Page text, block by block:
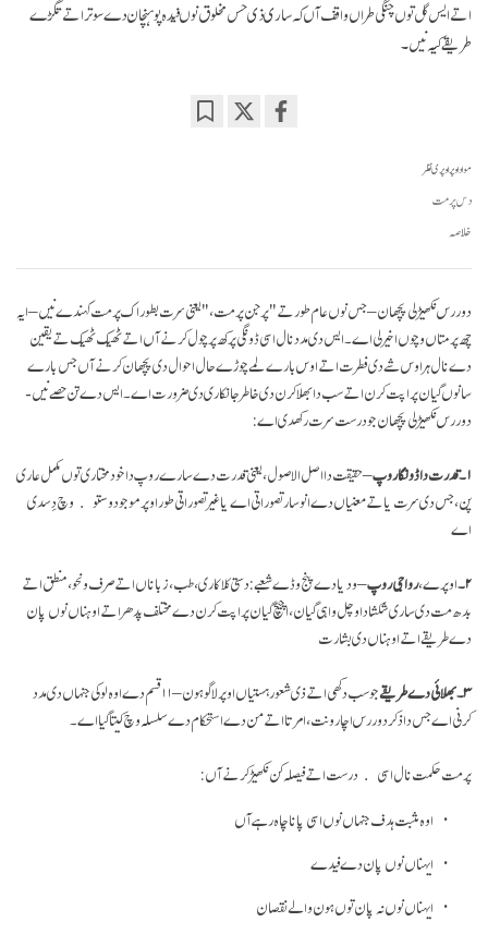
اتے ایس گل توں چنگی طراں واقف آں کہ ساری ذی حس مخلوق نوں فیدہ پوہنچان دے سوتر اتے تگڑے
طریقے کیہ نیں۔
مواد اوپر اوپری نظر
دس پرمت
خلاصہ
دور رس نکھیڑلی پچھان – جس نوں عام طور تے "پرجن پرمت،" یعنی سرت بطور اک پرمت کہندے نیں – ایہ
چھ پرمتاں وچوں اخیرلی اے۔ ایس دی مدد نال اسی ڈونگی پرکھ پرچول کرنے آں اتے ٹھیک ٹھیک تے یقین
دے نال ہر اوس شے دی فطرت اتے اوس بارے لمے چوڑے حال احوال دی پچھان کرنے آں جس بارے
سانوں گیان پراپت کرن اتے سب دا بھلا کرن دی خاطر جانکاری دی ضرورت اے۔ ایس دے تن حصے نیں -
دور رس نکھیڑلی پچھان جو درست سرت رکھدی اے:
۱۔ قدرت دا ڈونگا روپ
– حقیقت دا اصل الاصول، یعنی قدرت دے سارے روپ دا خود مختاری توں مکمل عاری
پن، جس دی سرت یا تے معنیاں دے انوسار تصوراتی اے یا غیر تصوراتی طور اوپر موجود وستو وچ دِسدی
اے
۲۔ اوپرے،رواجی روپ– ودیا دے پنج وڈے شعبے: دستی کلا کاری، طب، زباناں اتے صرف و نحو، منطق اتے
بدھ مت دی ساری شکشا دا وچل واہی گیان، اچیچ گیان پراپت کرن دے مختلف پدھر اتے اوہناں نوں پان
دے طریقے اتے اوہناں دی بشارت
۳۔ بھلائی دے طریقے
جو سب دکھی اتے ذی شعور ہستیاں اوپر لاگو ہون – ۱۱ قسم دے اوہ لوکی جنہاں دی مدد
کرنی اے جس دا ذکر دور رس اچار ونت، امرتا اتے من دے استحکام دے سلسلہ وچ کیتا گیا اے۔
پرمت حکمت نال اسی درست اتے فیصلہ کن نکھیڑ کرنے آں:
اوہ مثبت ہدف جنہاں نوں اسی پانا چاہ رہے آں
ایہناں نوں پان دے فیدے
ایہناں نوں نہ پان توں ہون والے نقصان